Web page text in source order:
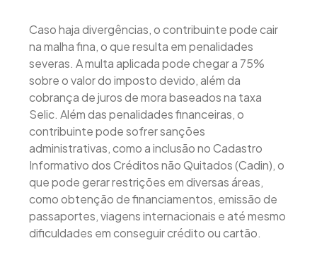
Caso haja divergências, o contribuinte pode cair
na malha fina, o que resulta em penalidades
severas. A multa aplicada pode chegar a 75%
sobre o valor do imposto devido, além da
cobrança de juros de mora baseados na taxa
Selic. Além das penalidades financeiras, o
contribuinte pode sofrer sanções
administrativas, como a inclusão no Cadastro
Informativo dos Créditos não Quitados (Cadin), o
que pode gerar restrições em diversas áreas,
como obtenção de financiamentos, emissão de
passaportes, viagens internacionais e até mesmo
dificuldades em conseguir crédito ou cartão.